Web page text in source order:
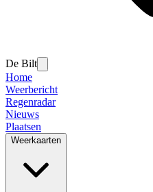
De Bilt
Home
Weerbericht
Regenradar
Nieuws
Plaatsen
Weerkaarten